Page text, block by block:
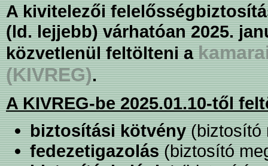
A kivitelezői
(ld. lejjebb) várhatóan 2025.
közvetlenül feltölteni a
(KIVREG).
A KIVREG-be 2025.01.10-től
biztosítási kötvény(biztosító
fedezetigazolás(biztosító